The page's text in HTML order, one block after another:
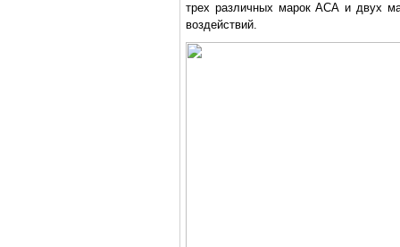
трех различных марок АСА и двух
воздействий.